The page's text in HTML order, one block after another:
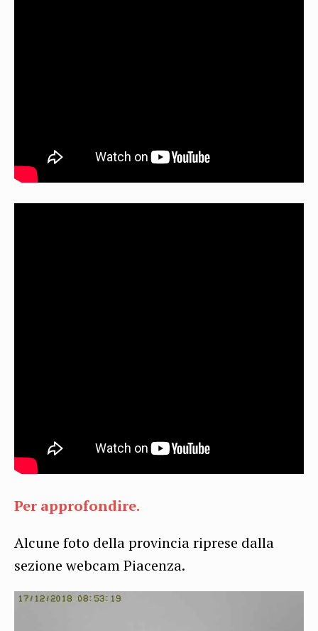
Per approfondire.
Alcune foto della provincia riprese dalla
sezione webcam Piacenza.